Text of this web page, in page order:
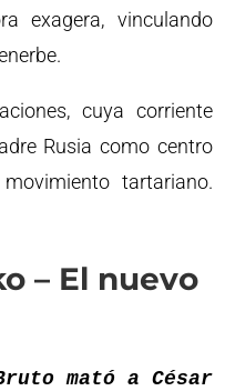
exagera, vinculando
cuya corriente
Rusia como centro
tartariano.
– El nuevo
mató a César